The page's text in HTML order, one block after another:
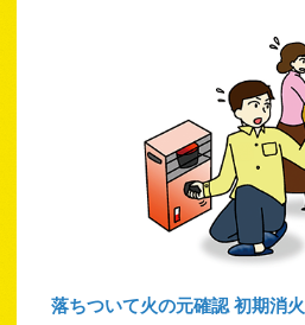
落ちついて火の元確認 初期消火